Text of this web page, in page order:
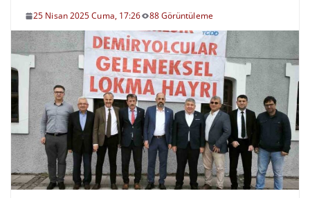
25 Nisan 2025 Cuma, 17:26 88 Görüntüleme